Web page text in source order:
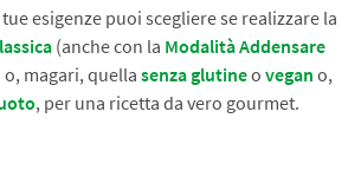
esigenze puoi scegliere se realizzare la
(anche con la Modalità Addensare
o, magari, quella senza glutineo vegan o,
, per una ricetta da vero gourmet.